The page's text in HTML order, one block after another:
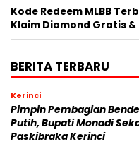
Kode Redeem MLBB
Klaim Diamond Gratis &
BERITA TERBARU
Kerinci
Pimpin Pembagian
Putih, Bupati Monadi
Paskibraka Kerinci